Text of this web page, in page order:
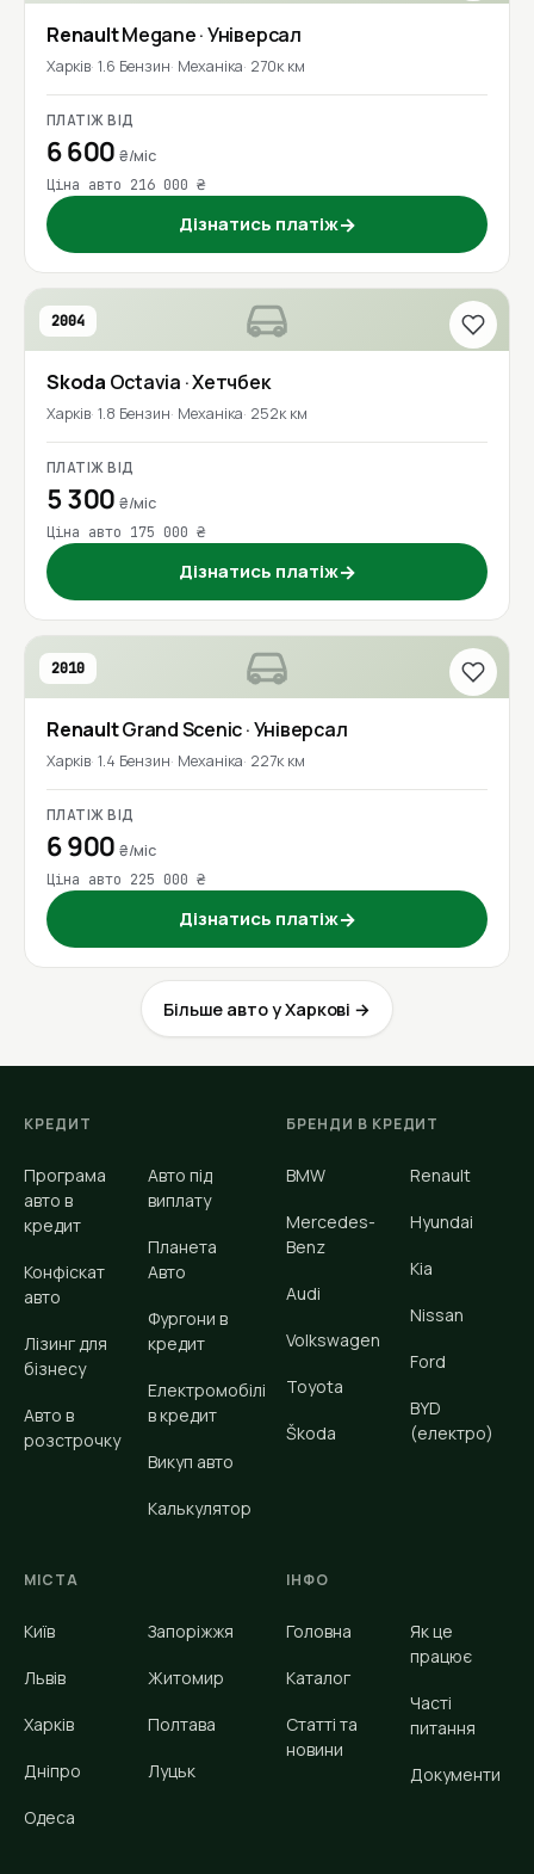
RenaultMegane· Універсал
Харків 1.6 Бензин Механіка 270к км
ПЛАТІЖ ВІД
6 600₴/міс
Ціна авто 216 000 ₴
Дізнатись платіж→
2004
Skoda Octavia · Хетчбек
Харків 1.8 Бензин Механіка 252к км
ПЛАТІЖ ВІД
5 300₴/міс
Ціна авто 175 000 ₴
Дізнатись платіж→
2010
RenaultGrand Scenic· Універсал
Харків 1.4 Бензин Механіка 227к км
ПЛАТІЖ ВІД
6 900₴/міс
Ціна авто 225 000 ₴
Дізнатись платіж→
Більше авто у Харкові →
КРЕДИТ
Програма
авто в
кредит
Конфіскат
авто
Лізинг для
бізнесу
Авто в
розстрочку
Авто під
виплату
Планета
Авто
Фургони в
кредит
Електромобілі
в кредит
Викуп авто
Калькулятор
БРЕНДИ В КРЕДИТ
BMW
Mercedes-
Benz
Audi
Volkswagen
Toyota
Škoda
Renault
Hyundai
Kia
Nissan
Ford
BYD
(електро)
МІСТА
Київ
Львів
Харків
Дніпро
Одеса
Запоріжжя
Житомир
Полтава
Луцьк
ІНФО
Головна
Каталог
Статті та
новини
Як це
працює
Часті
питання
Документи